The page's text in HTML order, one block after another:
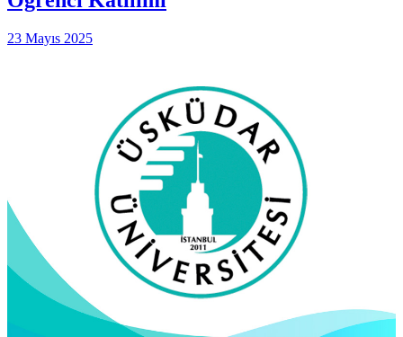
23 Mayıs 2025